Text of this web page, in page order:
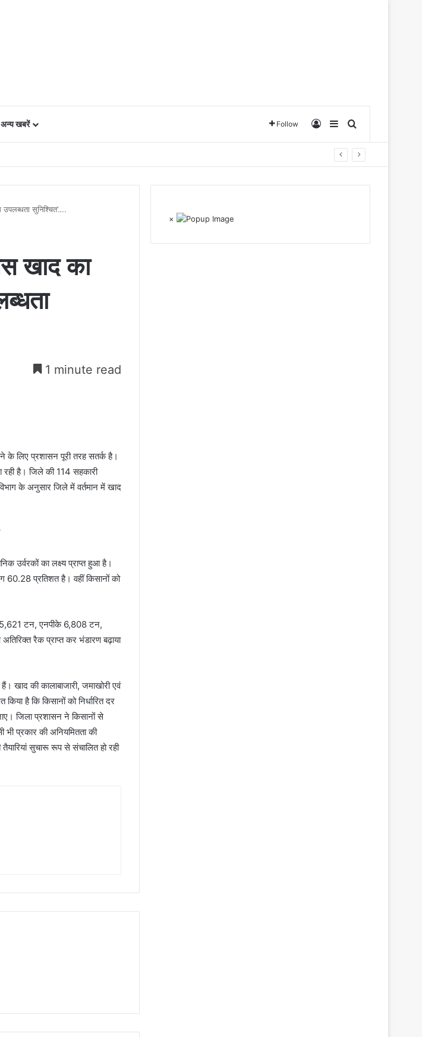
अन्य खबरें Follow Log InSidebarSearch for
बने किसानों के भरोसेमंद कृषि साथी…..
उपलब्धता सुनिश्चित’….
खाद का
1 minute read
के लिए प्रशासन पूरी तरह सतर्क है।
रही है। जिले की 114 सहकारी
के अनुसार जिले में वर्तमान में खाद
उर्वरकों का लक्ष्य प्राप्त हुआ है।
प्रतिशत है। वहीं किसानों को
5,621 टन, एनपीके 6,808 टन,
रैक प्राप्त कर भंडारण बढ़ाया
खाद की कालाबाजारी, जमाखोरी एवं
है कि किसानों को निर्धारित दर
जिला प्रशासन ने किसानों से
प्रकार की अनियमितता की
सुचारू रूप से संचालित हो रही
×